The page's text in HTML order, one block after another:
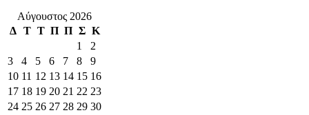
Αύγουστος 2026
Δ Τ Τ Π Π Σ Κ
1
2
3
4 5 6 7 8
9
10 11 12 13 14 15 16
17 18 19 20 21 22 23
24 25 26 27 28 29 30